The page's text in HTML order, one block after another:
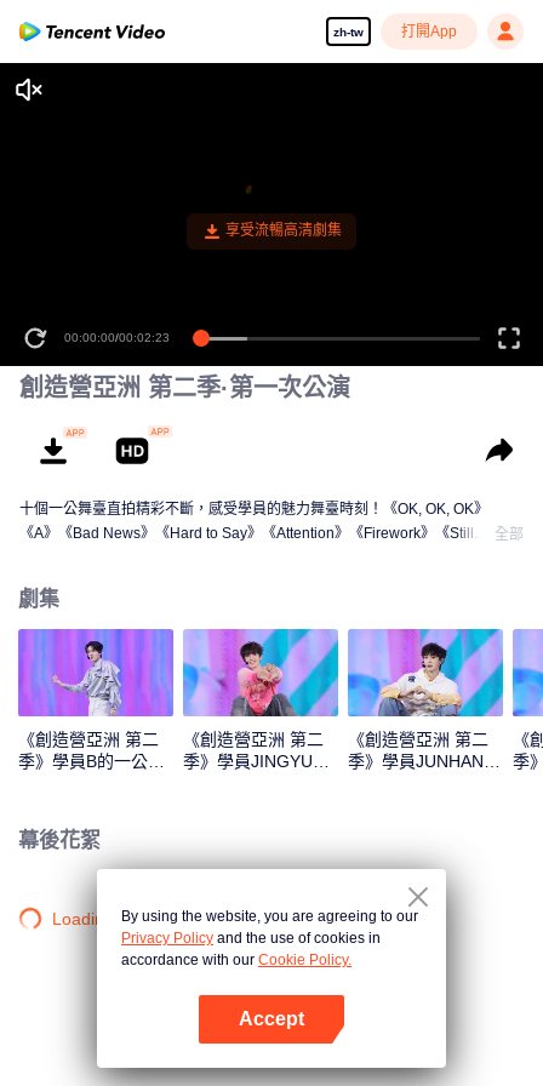
zh-tw 打開App
享受流暢高清劇集
00:00:00/00:02:23
創造營亞洲 第二季·第一次公演
十個一公舞臺直拍精彩不斷，感受學員的魅力舞臺時刻！《OK, OK, OK》
《A》《Bad News》《Hard to Say》《Attention》《Firework》《Still
全部
劇集
《創造營亞洲 第二
季》學員B的一公直
《創造營亞洲 第二
季》學員JINGYU的
《創造營亞洲 第二
季》學員JUNHAN的
《
季
幕後花絮
Loading…By using the website, you are agreeing to our
Privacy Policy and the use of cookies in
accordance with our Cookie Policy.
Accept